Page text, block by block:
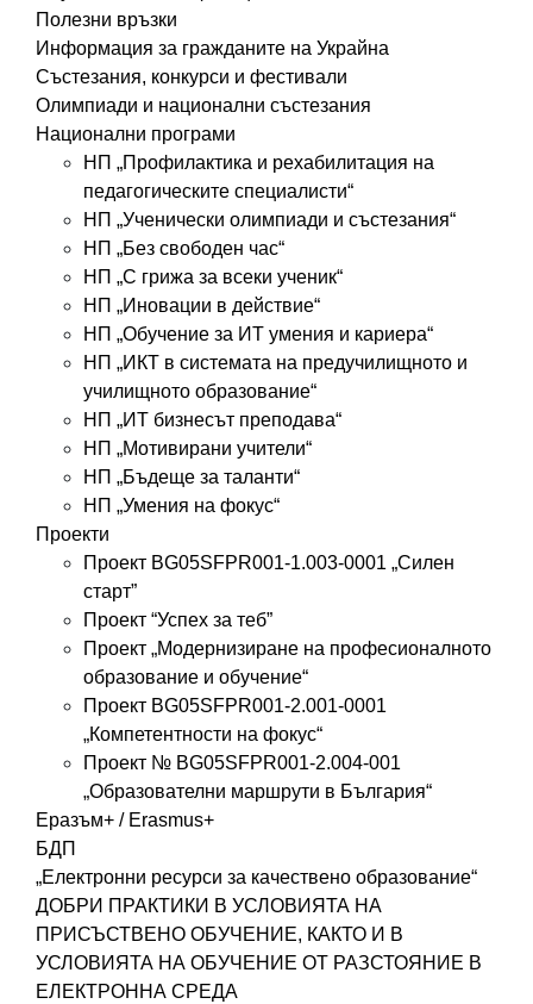
Полезни връзки
Информация за гражданите на Украйна
Състезания, конкурси и фестивали
Олимпиади и национални състезания
Национални програми
НП „Профилактика и рехабилитация на
педагогическите специалисти“
НП „Ученически олимпиади и състезания“
НП „Без свободен час“
НП „С грижа за всеки ученик“
НП „Иновации в действие“
НП „Обучение за ИТ умения и кариера“
НП „ИКТ в системата на предучилищното и
училищното образование“
НП „ИТ бизнесът преподава“
НП „Мотивирани учители“
НП „Бъдеще за таланти“
НП „Умения на фокус“
Проекти
Проект BG05SFPR001-1.003-0001 „Силен
старт”
Проект “Успех за теб”
Проект „Модернизиране на професионалното
образование и обучение“
Проект BG05SFPR001-2.001-0001
„Компетентности на фокус“
Проект № BG05SFPR001-2.004-001
„Образователни маршрути в България“
Еразъм+ / Erasmus+
БДП
„Електронни ресурси за качествено образование“
ДОБРИ ПРАКТИКИ В УСЛОВИЯТА НА
ПРИСЪСТВЕНО ОБУЧЕНИЕ, КАКТО И В
УСЛОВИЯТА НА ОБУЧЕНИЕ ОТ РАЗСТОЯНИЕ В
ЕЛЕКТРОННА СРЕДА